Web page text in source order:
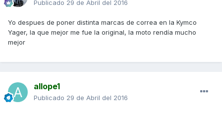
Publicado 29 de Abril del 2016
Yo despues de poner distinta marcas de correa en la Kymco
Yager, la que mejor me fue la original, la moto rendía mucho
mejor
allope1
Publicado 29 de Abril del 2016